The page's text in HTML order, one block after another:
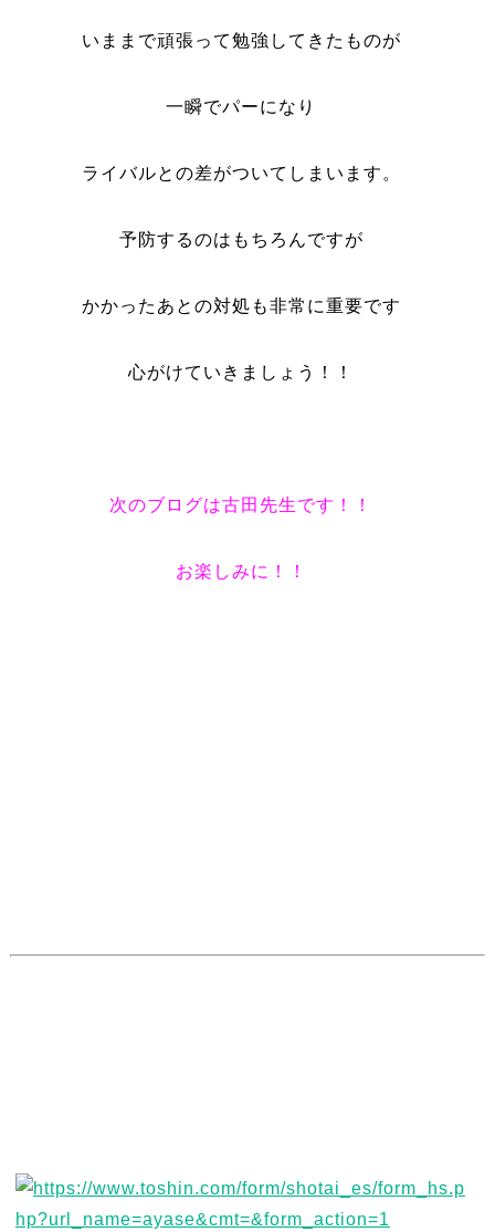
いままで頑張って勉強してきたものが
一瞬でパーになり
ライバルとの差がついてしまいます。
予防するのはもちろんですが
かかったあとの対処も非常に重要です
心がけていきましょう！！
次のブログは古田先生です！！
お楽しみに！！